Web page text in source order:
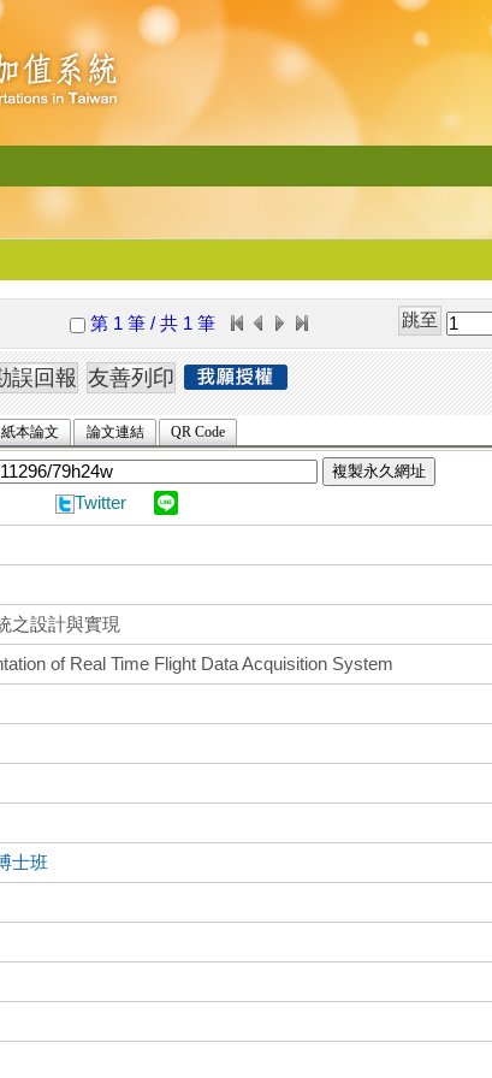
第 1 筆 / 共 1 筆
紙本論文 論文連結 QR Code
複製永久網址
Twitter
之設計與實現
of Real Time Flight Data Acquisition System
士班